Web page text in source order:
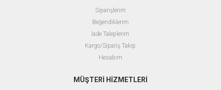
Siparişlerim
Beğendiklerim
İade Taleplerim
Kargo/Sipariş Takip
Hesabım
MÜŞTERİ HİZMETLERİ